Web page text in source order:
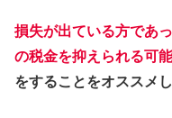
損失が出ている方であ
の税金を抑えられる可
をすることをオススメし